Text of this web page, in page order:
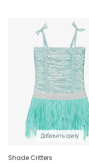
Добавить сразу
Shade Critters